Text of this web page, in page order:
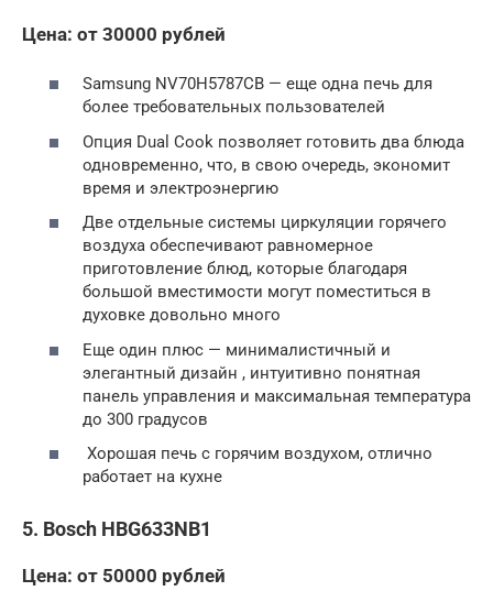
Цена: от 30000 рублей
Samsung NV70H5787CB — еще одна печь для
более требовательных пользователей
Опция Dual Cook позволяет готовить два блюда
одновременно, что, в свою очередь, экономит
время и электроэнергию
Две отдельные системы циркуляции горячего
воздуха обеспечивают равномерное
приготовление блюд, которые благодаря
большой вместимости могут поместиться в
духовке довольно много
Еще один плюс — минималистичный и
элегантный дизайн , интуитивно понятная
панель управления и максимальная температура
до 300 градусов
Хорошая печь с горячим воздухом, отлично
работает на кухне
5. Bosch HBG633NB1
Цена: от 50000 рублей